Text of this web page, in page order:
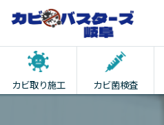
カビ取り施工 カビ菌検査